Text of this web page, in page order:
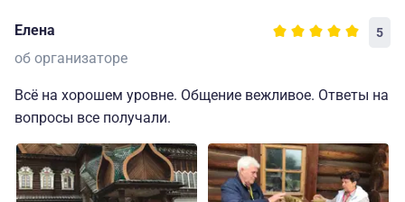
Елена 5
об организаторе
Всё на хорошем уровне. Общение вежливое. Ответы на
вопросы все получали.